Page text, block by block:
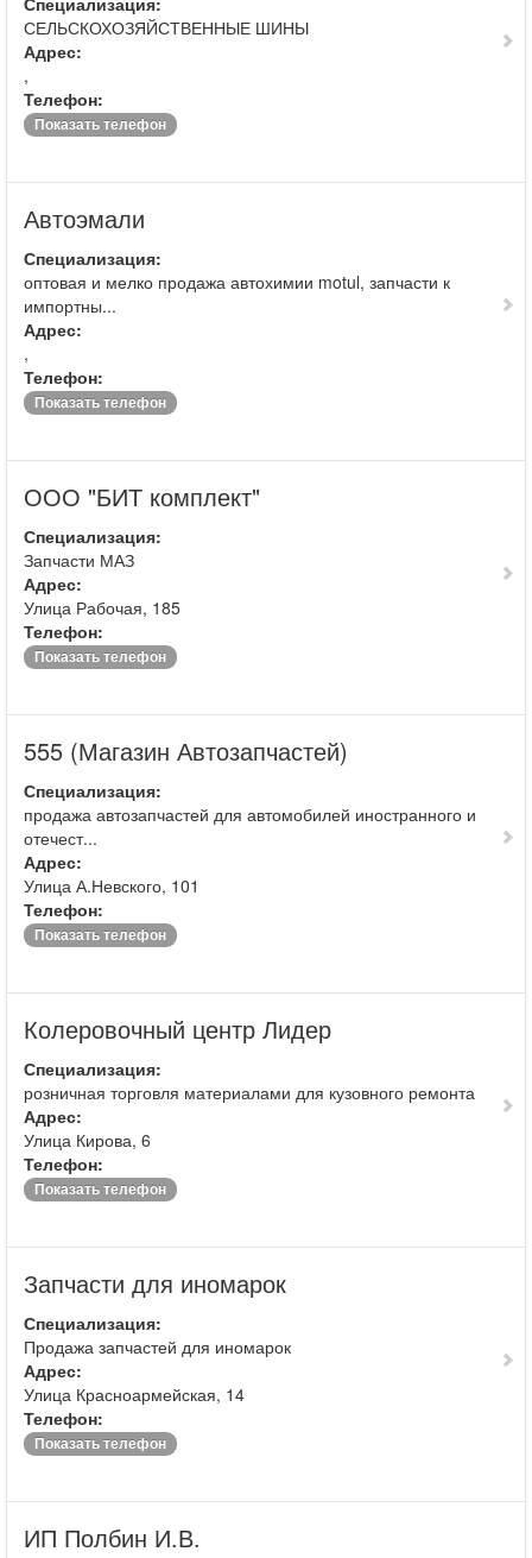
СЕЛЬСКОХОЗЯЙСТВЕННЫЕ ШИНЫ
Адрес:
,
Телефон:
Показать телефон
Автоэмали
Специализация:
оптовая и мелко продажа автохимии motul, запчасти к
импортны...
Адрес:
,
Телефон:
Показать телефон
ООО "БИТ комплект"
Специализация:
Запчасти МАЗ
Адрес:
Улица Рабочая, 185
Телефон:
Показать телефон
555 (Магазин Автозапчастей)
Специализация:
продажа автозапчастей для автомобилей иностранного и
отечест...
Адрес:
Улица А.Невского, 101
Телефон:
Показать телефон
Колеровочный центр Лидер
Специализация:
розничная торговля материалами для кузовного ремонта
Адрес:
Улица Кирова, 6
Телефон:
Показать телефон
Запчасти для иномарок
Специализация:
Продажа запчастей для иномарок
Адрес:
Улица Красноармейская, 14
Телефон:
Показать телефон
ИП Полбин И.В.